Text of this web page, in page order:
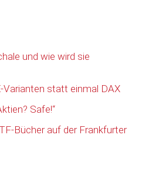
und wie wird sie
Varianten statt einmal DAX
Safe!“
Bücher auf der Frankfurter